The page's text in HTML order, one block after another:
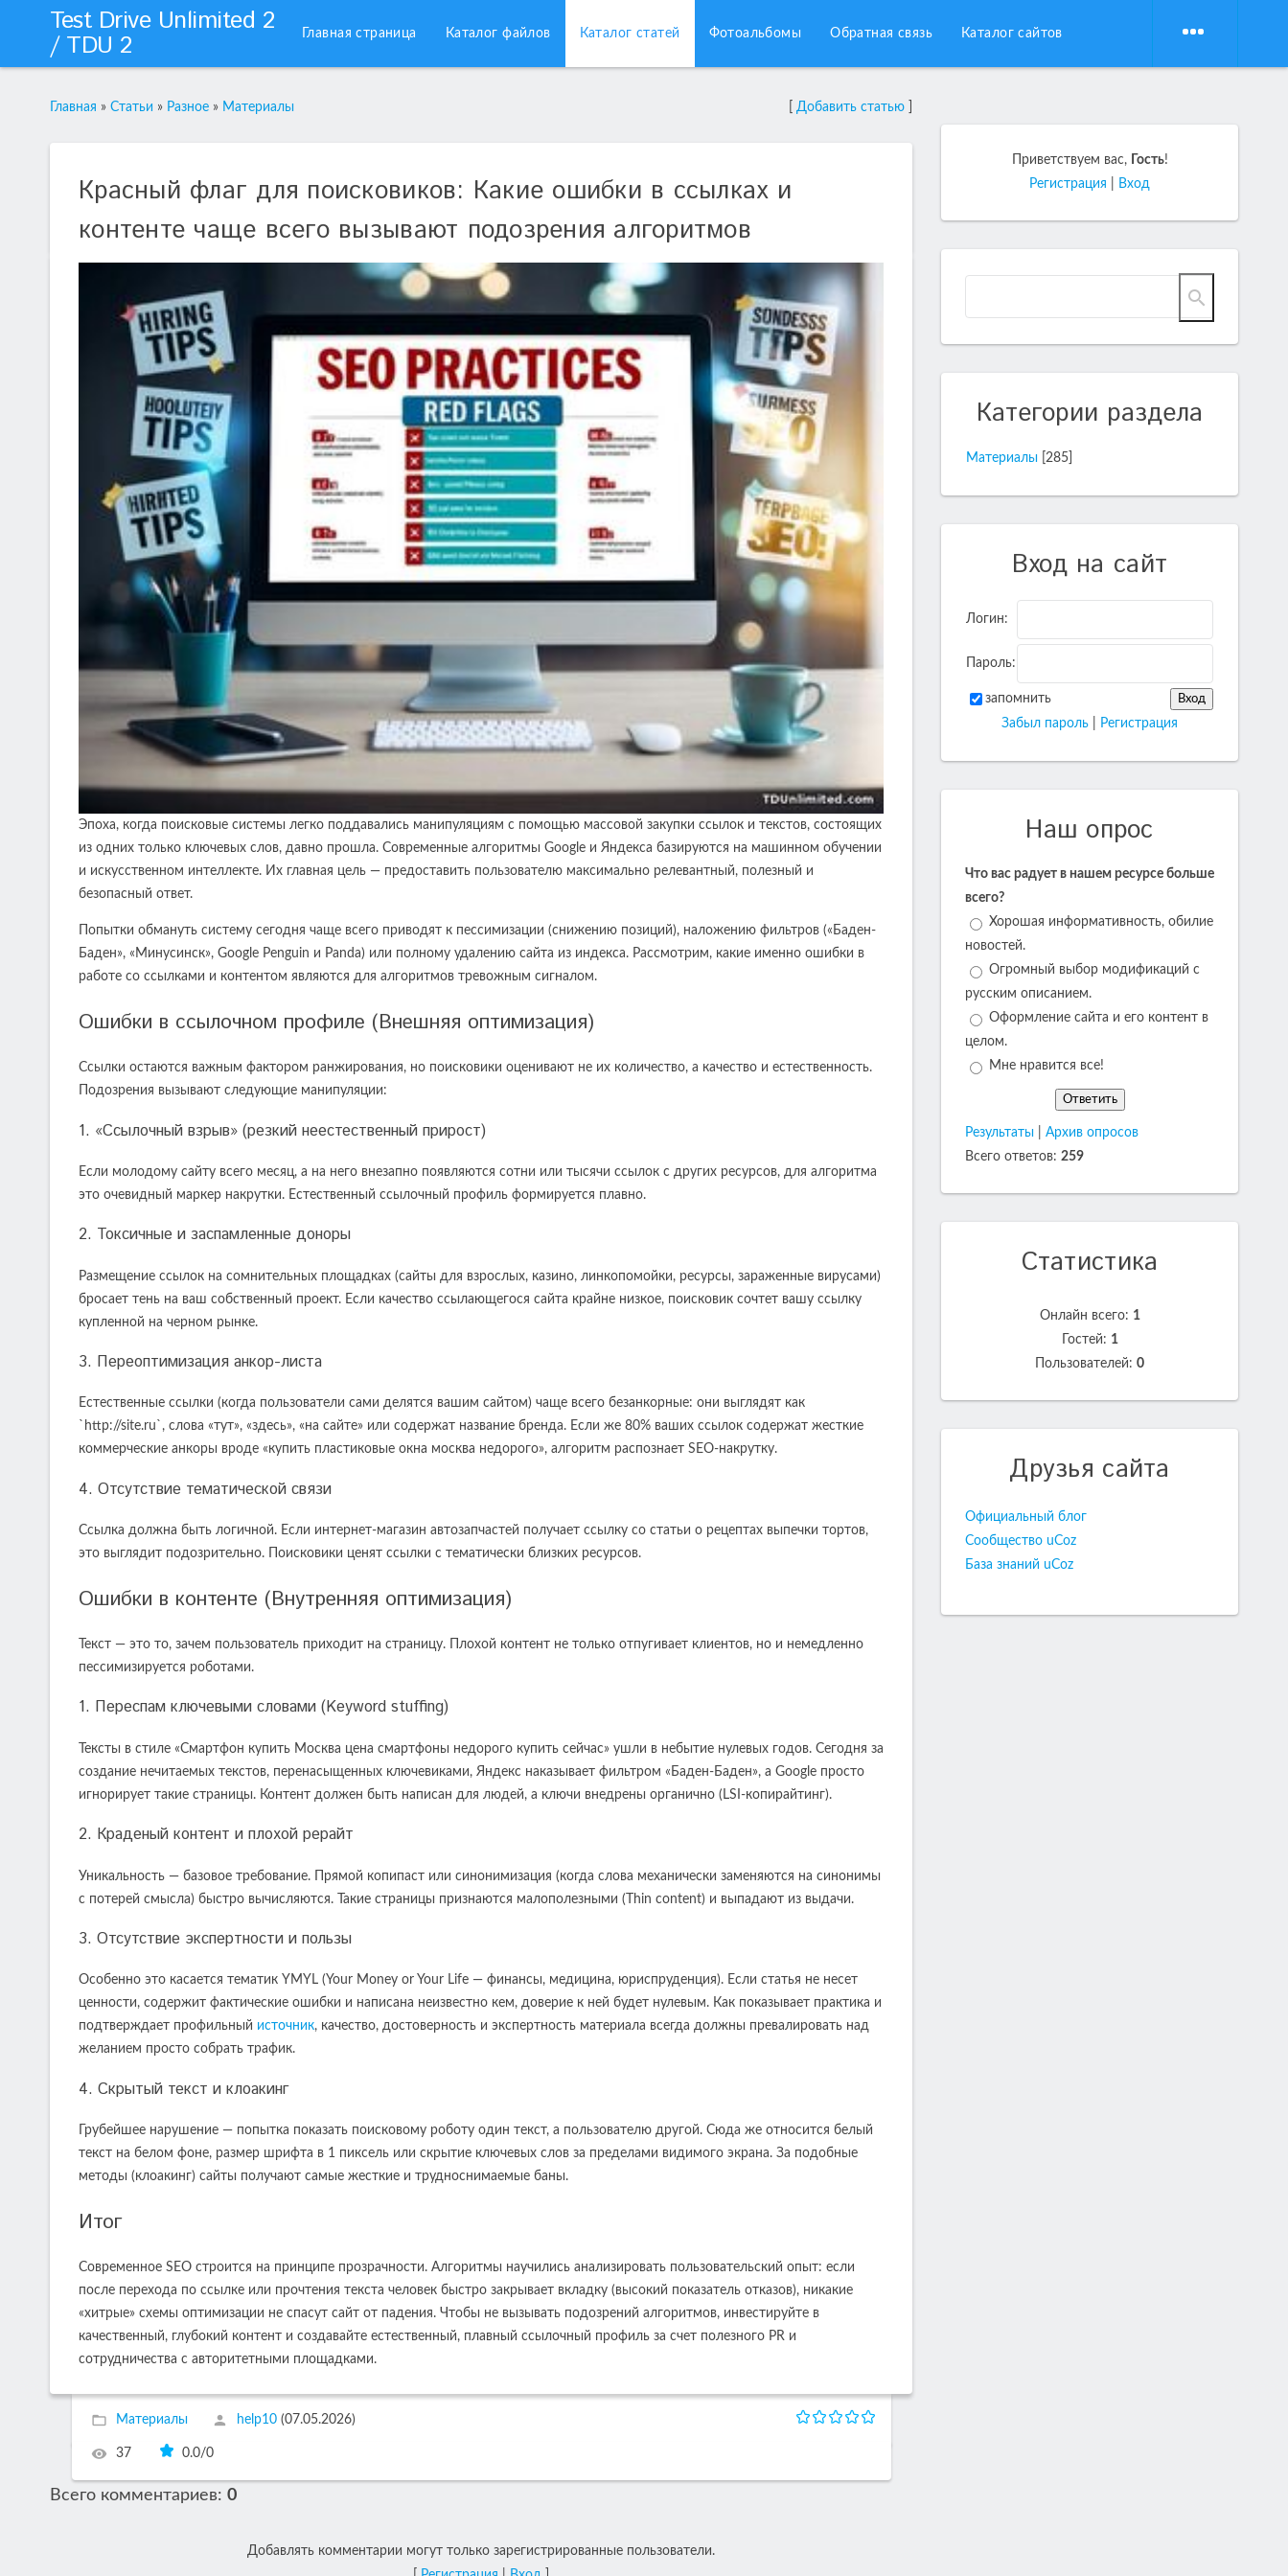
Test Drive Unlimited 2
/ TDU 2 Главная страница Каталог файлов Каталог статей Фотоальбомы Обратная связь Каталог сайтов
Главная » Статьи » Разное » Материалы Добавить статью
Красный флаг для поисковиков: Какие ошибки в ссылках и
контенте чаще всего вызывают подозрения алгоритмов
Эпоха, когда поисковые системы легко поддавались манипуляциям с помощью массовой закупки ссылок и текстов, состоящих
из одних только ключевых слов, давно прошла. Современные алгоритмы Google и Яндекса базируются на машинном обучении
и искусственном интеллекте. Их главная цель — предоставить пользователю максимально релевантный, полезный и
безопасный ответ.
Попытки обмануть систему сегодня чаще всего приводят к пессимизации (снижению позиций), наложению фильтров («Баден-
Баден», «Минусинск», Google Penguin и Panda) или полному удалению сайта из индекса. Рассмотрим, какие именно ошибки в
работе со ссылками и контентом являются для алгоритмов тревожным сигналом.
Ошибки в ссылочном профиле (Внешняя оптимизация)
Ссылки остаются важным фактором ранжирования, но поисковики оценивают не их количество, а качество и естественность.
Подозрения вызывают следующие манипуляции:
1. «Ссылочный взрыв» (резкий неестественный прирост)
Если молодому сайту всего месяц, а на него внезапно появляются сотни или тысячи ссылок с других ресурсов, для алгоритма
это очевидный маркер накрутки. Естественный ссылочный профиль формируется плавно.
2. Токсичные и заспамленные доноры
Размещение ссылок на сомнительных площадках (сайты для взрослых, казино, линкопомойки, ресурсы, зараженные вирусами)
бросает тень на ваш собственный проект. Если качество ссылающегося сайта крайне низкое, поисковик сочтет вашу ссылку
купленной на черном рынке.
3. Переоптимизация анкор-листа
Естественные ссылки (когда пользователи сами делятся вашим сайтом) чаще всего безанкорные: они выглядят как
`http://site.ru`, слова «тут», «здесь», «на сайте» или содержат название бренда. Если же 80% ваших ссылок содержат жесткие
коммерческие анкоры вроде «купить пластиковые окна москва недорого», алгоритм распознает SEO-накрутку.
4. Отсутствие тематической связи
Ссылка должна быть логичной. Если интернет-магазин автозапчастей получает ссылку со статьи о рецептах выпечки тортов,
это выглядит подозрительно. Поисковики ценят ссылки с тематически близких ресурсов.
Ошибки в контенте (Внутренняя оптимизация)
Текст — это то, зачем пользователь приходит на страницу. Плохой контент не только отпугивает клиентов, но и немедленно
пессимизируется роботами.
1. Переспам ключевыми словами (Keyword stuffing)
Тексты в стиле «Смартфон купить Москва цена смартфоны недорого купить сейчас» ушли в небытие нулевых годов. Сегодня за
создание нечитаемых текстов, перенасыщенных ключевиками, Яндекс наказывает фильтром «Баден-Баден», а Google просто
игнорирует такие страницы. Контент должен быть написан для людей, а ключи внедрены органично (LSI-копирайтинг).
2. Краденый контент и плохой рерайт
Уникальность — базовое требование. Прямой копипаст или синонимизация (когда слова механически заменяются на синонимы
с потерей смысла) быстро вычисляются. Такие страницы признаются малополезными (Thin content) и выпадают из выдачи.
3. Отсутствие экспертности и пользы
Особенно это касается тематик YMYL (Your Money or Your Life — финансы, медицина, юриспруденция). Если статья не несет
ценности, содержит фактические ошибки и написана неизвестно кем, доверие к ней будет нулевым. Как показывает практика и
подтверждает профильный источник, качество, достоверность и экспертность материала всегда должны превалировать над
желанием просто собрать трафик.
4. Скрытый текст и клоакинг
Грубейшее нарушение — попытка показать поисковому роботу один текст, а пользователю другой. Сюда же относится белый
текст на белом фоне, размер шрифта в 1 пиксель или скрытие ключевых слов за пределами видимого экрана. За подобные
методы (клоакинг) сайты получают самые жесткие и трудноснимаемые баны.
Итог
Современное SEO строится на принципе прозрачности. Алгоритмы научились анализировать пользовательский опыт: если
после перехода по ссылке или прочтения текста человек быстро закрывает вкладку (высокий показатель отказов), никакие
«хитрые» схемы оптимизации не спасут сайт от падения. Чтобы не вызывать подозрений алгоритмов, инвестируйте в
качественный, глубокий контент и создавайте естественный, плавный ссылочный профиль за счет полезного PR и
сотрудничества с авторитетными площадками.
Материалы help10(07.05.2026)
37 0.0/0
Всего комментариев: 0
Добавлять комментарии могут только зарегистрированные пользователи.
Приветствуем вас, Гость!
Регистрация
Вход
Категории раздела
Материалы [285]
Вход на сайт
Логин:
Пароль:
запомнить
Забыл пароль
Регистрация
Наш опрос
Что вас радует в нашем ресурсе больше
всего?
Хорошая информативность, обилие
новостей.
Огромный выбор модификаций с
русским описанием.
Оформление сайта и его контент в
целом.
Мне нравится все!
Результаты
Архив опросов
Всего ответов: 259
Статистика
Онлайн всего: 1
Гостей: 1
Пользователей: 0
Друзья сайта
Официальный блог
Сообщество uCoz
База знаний uCoz